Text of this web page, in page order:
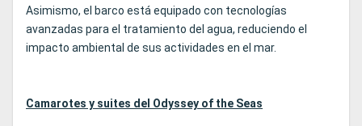
Asimismo, el barco está equipado con tecnologías
avanzadas para el tratamiento del agua, reduciendo el
impacto ambiental de sus actividades en el mar.
Camarotes y suites del Odyssey of the Seas